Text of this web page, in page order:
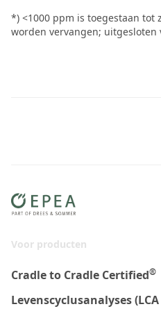
*) <1000 ppm is toegestaan tot
worden vervangen; uitgesloten
Voor producten
Cradle to Cradle Certified®
Levenscyclusanalyses (LCA